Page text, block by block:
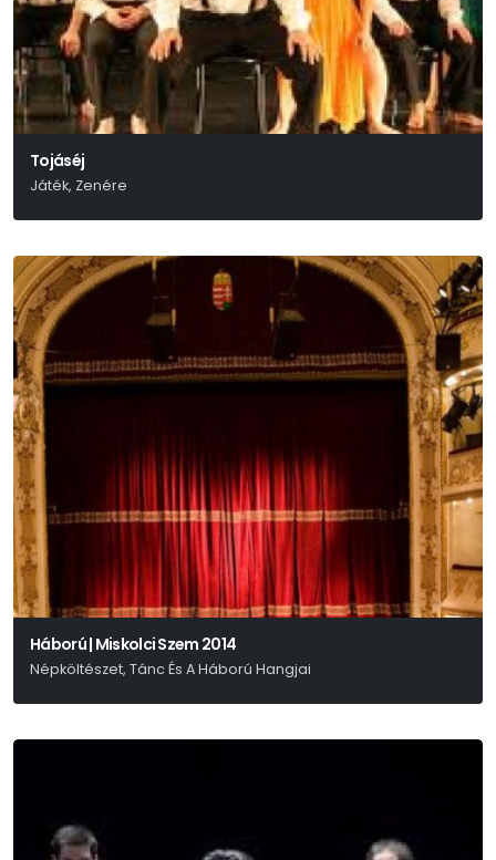
Tojáséj
Játék, Zenére
Háború | Miskolci Szem 2014
Népköltészet, Tánc És A Háború Hangjai